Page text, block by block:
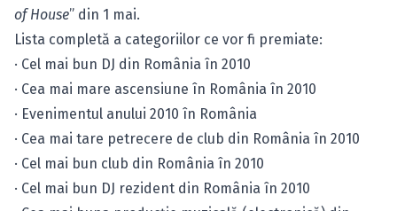
of House” din 1 mai.
Lista completă a categoriilor ce vor fi premiate:
· Cel mai bun DJ din România în 2010
· Cea mai mare ascensiune în România în 2010
· Evenimentul anului 2010 în România
· Cea mai tare petrecere de club din România în 2010
· Cel mai bun club din România în 2010
· Cel mai bun DJ rezident din România în 2010